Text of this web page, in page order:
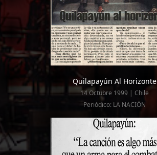
Quilapayún Al Horizonte
14 Octubre 1999 | Chile
Periódico: LA NACIÓN